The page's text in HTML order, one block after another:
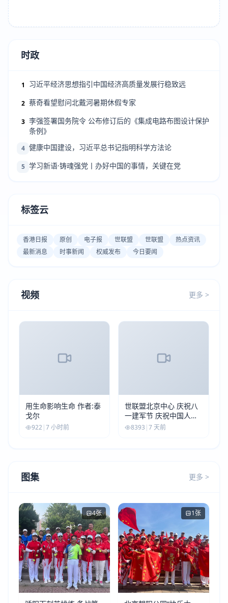
时政
1 习近平经济思想指引中国经济高质量发展行稳致远
2 蔡奇看望慰问北戴河暑期休假专家
3 李强签署国务院令 公布修订后的《集成电路布图设计保护
条例》
4 健康中国建设，习近平总书记指明科学方法论
5 学习新语·铸魂强党丨办好中国的事情，关键在党
标签云
香港日报 原创 电子报 世联盟 世联盟
热点资讯
最新消息
时事新闻 权威发布 今日要闻
视频 更多 >
用生命影响生命 作者:泰
戈尔
922 |7 小时前
世联盟北京中心 庆祝八
一建军节 庆祝中国人民
解放军建军99周年
8393 |7 天前
图集 更多 >
4张 1张